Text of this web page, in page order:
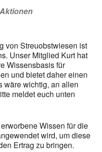
von Streuobstwiesen ist
Unser Mitglied Kurt hat
Wissensbasis für
und bietet daher einen
wäre wichtig, an allen
meldet euch unten
Wissen für die
wird, um diese
Ertrag zu bringen.